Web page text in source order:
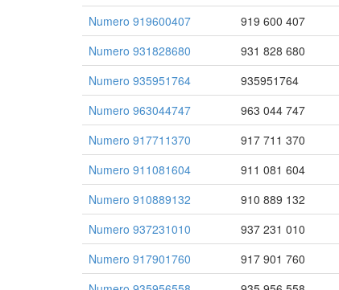
Numero 919600407
919 600 407
Numero 931828680
931 828 680
Numero 935951764
935951764
Numero 963044747
963 044 747
Numero 917711370
917 711 370
Numero 911081604
911 081 604
Numero 910889132
910 889 132
Numero 937231010
937 231 010
Numero 917901760
917 901 760